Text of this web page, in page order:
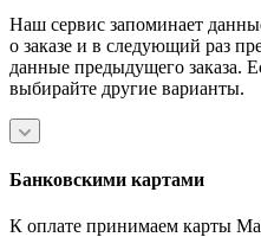
Наш сервис запоминает
о заказе и в следующий раз
данные предыдущего заказа.
выбирайте другие варианты.
Банковскими картами
К оплате принимаем карты